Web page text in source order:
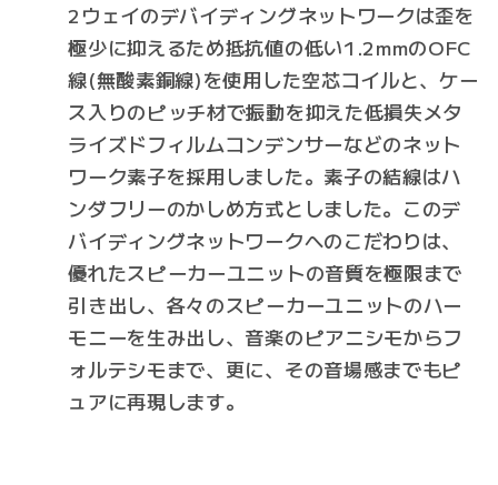
2ウェイのデバイディングネットワークは歪を
極少に抑えるため抵抗値の低い1.2mmのOFC
線(無酸素銅線)を使用した空芯コイルと、ケー
ス入りのピッチ材で振動を抑えた低損失メタ
ライズドフィルムコンデンサーなどのネット
ワーク素子を採用しました。素子の結線はハ
ンダフリーのかしめ方式としました。このデ
バイディングネットワークへのこだわりは、
優れたスピーカーユニットの音質を極限まで
引き出し、各々のスピーカーユニットのハー
モニーを生み出し、音楽のピアニシモからフ
ォルテシモまで、更に、その音場感までもピ
ュアに再現します。